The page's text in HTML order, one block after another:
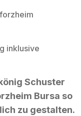
inklusive
Schuster
Bursa so
zu gestalten.